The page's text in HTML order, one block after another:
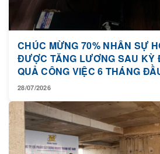
CHÚC MỪNG 70% NHÂN SỰ
ĐƯỢC TĂNG LƯƠNG SAU KỲ
QUẢ CÔNG VIỆC 6 THÁNG
28/07/2026